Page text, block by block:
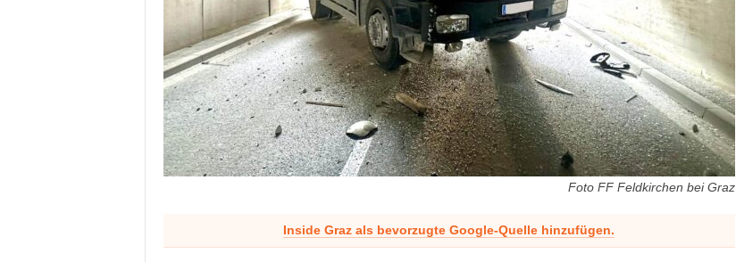
Foto FF Feldkirchen bei Graz
Inside Graz als bevorzugte Google-Quelle hinzufügen.